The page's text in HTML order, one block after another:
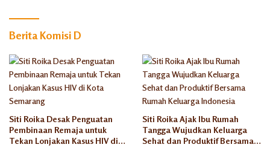
Semaran
Berita Komisi D
Siti Roika Desak Penguatan
Pembinaan Remaja untuk
Tekan Lonjakan Kasus HIV di
Siti Roika Ajak Ibu Rumah
Tangga Wujudkan Keluarga
Sehat dan Produktif Bersama